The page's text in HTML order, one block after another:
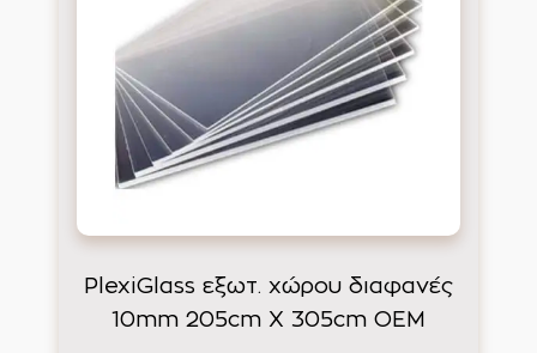
PlexiGlass εξωτ. χώρου διαφανές
10mm 205cm X 305cm ΟΕΜ